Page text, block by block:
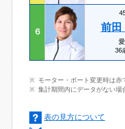
６ 前
36
モーター・ボート変更時は赤
集計期間内にデータがない場
表の見方について